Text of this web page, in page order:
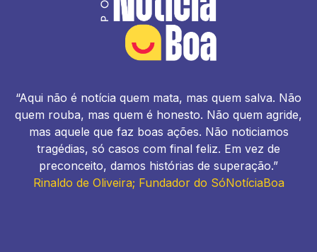
“Aqui não é notícia quem mata, mas quem salva. Não
quem rouba, mas quem é honesto. Não quem agride,
mas aquele que faz boas ações. Não noticiamos
tragédias, só casos com final feliz. Em vez de
preconceito, damos histórias de superação.”
Rinaldo de Oliveira; Fundador do SóNotíciaBoa